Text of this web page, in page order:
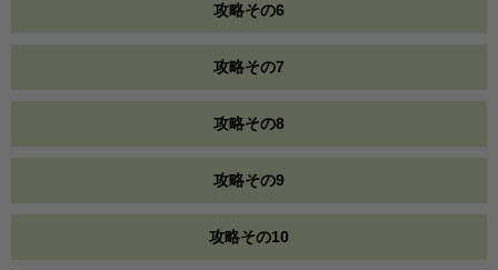
攻略その6
攻略その7
攻略その8
攻略その9
攻略その10